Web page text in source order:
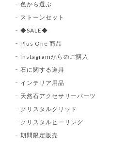
色から選ぶ
ストーンセット
◆SALE◆
Plus One 商品
Instagramからのご購入
石に関する道具
インテリア用品
天然石アクセサリーパーツ
クリスタルグリッド
クリスタルヒーリング
期間限定販売